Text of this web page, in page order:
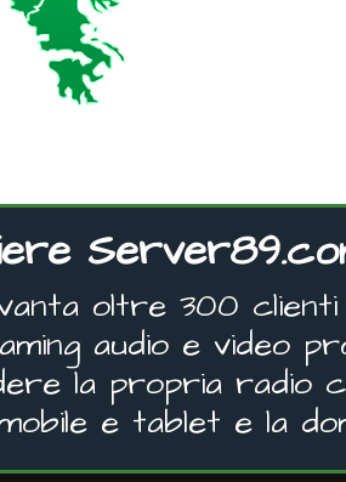
oltre 300 clienti
audio e video
la propria radio
e tablet e la